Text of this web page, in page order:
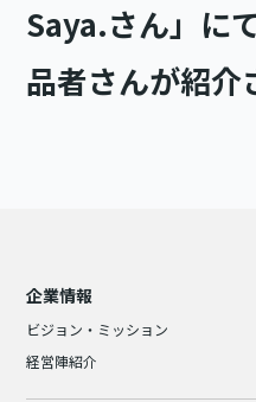
Saya.さん」に
品者さんが紹介
企業情報
ビジョン・ミッション
経営陣紹介